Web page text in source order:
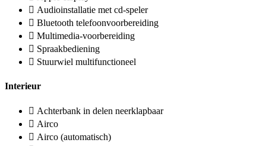
Audioinstallatie met cd-speler
Bluetooth telefoonvoorbereiding
Multimedia-voorbereiding
Spraakbediening
Stuurwiel multifunctioneel
Interieur
Achterbank in delen neerklapbaar
Airco
Airco (automatisch)